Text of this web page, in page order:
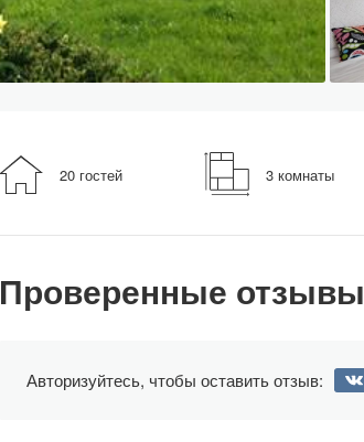
20 гостей 3 комнаты
Проверенные отзывы
Авторизуйтесь, чтобы оставить отзыв: